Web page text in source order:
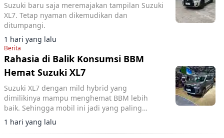
Suzuki baru saja meremajakan tampilan Suzuki
XL7. Tetap nyaman dikemudikan dan
ditumpangi.
1 hari yang lalu
Berita
Rahasia di Balik Konsumsi BBM
Hemat Suzuki XL7
Suzuki XL7 dengan mild hybrid yang
dimilikinya mampu menghemat BBM lebih
baik. Sehingga mobil ini jadi yang paling
hemat di kelasnya.
1 hari yang lalu